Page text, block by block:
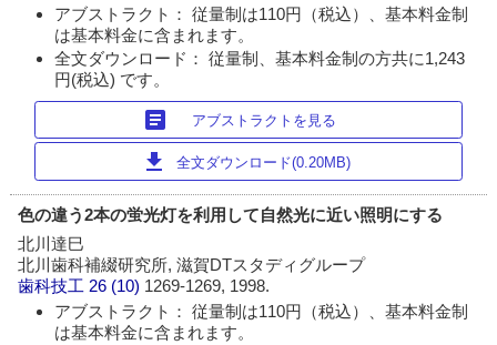
アブストラクト： 従量制は110円（税込）、基本料金制
は基本料金に含まれます。
全文ダウンロード： 従量制、基本料金制の方共に1,243
円(税込) です。
article アブストラクトを見る
download 全文ダウンロード(0.20MB)
色の違う2本の蛍光灯を利用して自然光に近い照明にする
北川達巳
北川歯科補綴研究所, 滋賀DTスタディグループ
歯科技工 26 (10) 1269-1269, 1998.
アブストラクト： 従量制は110円（税込）、基本料金制
は基本料金に含まれます。